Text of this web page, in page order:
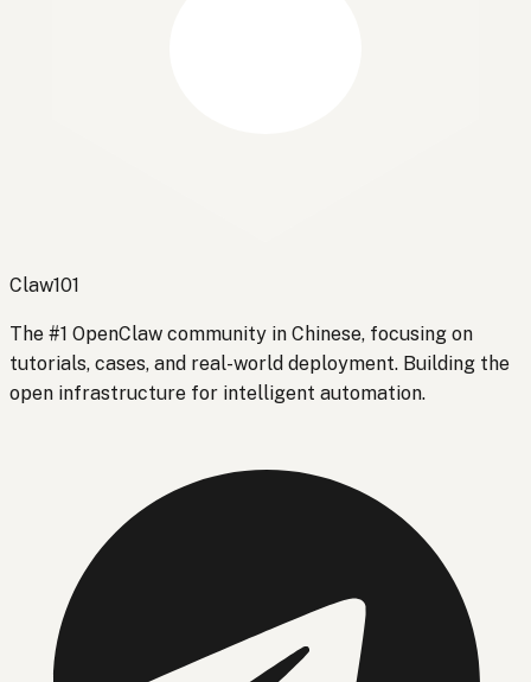
Claw101
The #1 OpenClaw community in Chinese, focusing on
tutorials, cases, and real-world deployment. Building the
open infrastructure for intelligent automation.